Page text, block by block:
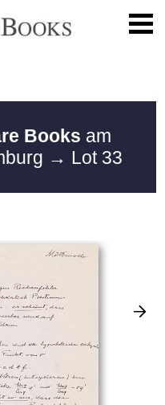
Books am
→ Lot 33